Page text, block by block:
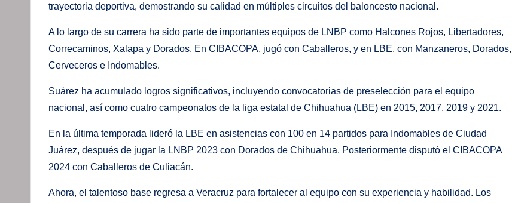
trayectoria deportiva, demostrando su calidad en múltiples circuitos del baloncesto nacional.
A lo largo de su carrera ha sido parte de importantes equipos de LNBP como Halcones Rojos, Libertadores,
Correcaminos, Xalapa y Dorados. En CIBACOPA, jugó con Caballeros, y en LBE, con Manzaneros, Dorados,
Cerveceros e Indomables.
Suárez ha acumulado logros significativos, incluyendo convocatorias de preselección para el equipo
nacional, así como cuatro campeonatos de la liga estatal de Chihuahua (LBE) en 2015, 2017, 2019 y 2021.
En la última temporada lideró la LBE en asistencias con 100 en 14 partidos para Indomables de Ciudad
Juárez, después de jugar la LNBP 2023 con Dorados de Chihuahua. Posteriormente disputó el CIBACOPA
2024 con Caballeros de Culiacán.
Ahora, el talentoso base regresa a Veracruz para fortalecer al equipo con su experiencia y habilidad. Los